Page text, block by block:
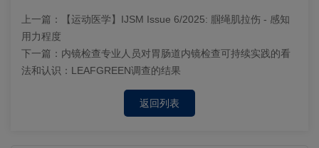
上一篇：
【运动医学】IJSM Issue 6/2025: 腘绳肌拉伤 - 感知
用力程度
下一篇： 内镜检查专业人员对胃肠道内镜检查可持续实践的看
法和认识：LEAFGREEN调查的结果
返回列表